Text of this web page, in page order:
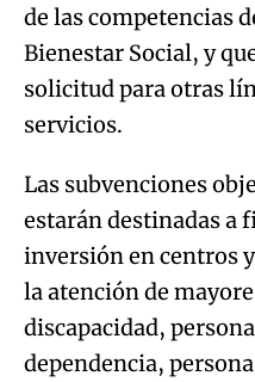
de las competencias
Bienestar Social, y
solicitud para otras
servicios.
Las subvenciones
estarán destinadas a
inversión en centros
la atención de
discapacidad,
dependencia,